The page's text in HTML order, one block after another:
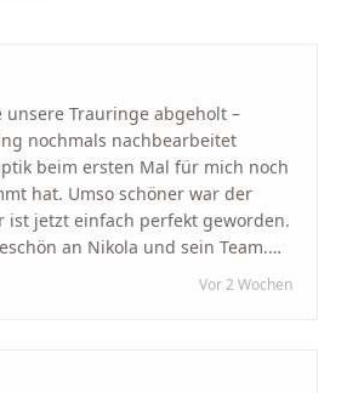
Trauringe abgeholt –
nochmals nachbearbeitet
beim ersten Mal für mich noch
hat. Umso schöner war der
ist jetzt einfach perfekt geworden.
an Nikola und sein Team.
an wurden wir jedes Mal
wirklich am Herzen liegen.
Vor 2 Wochen